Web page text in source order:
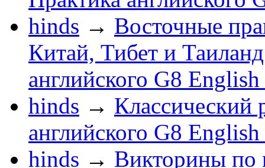
hinds → Восточные
Китай, Тибет и
английского G8
hinds → Классический
английского G8
hinds → Викторины по